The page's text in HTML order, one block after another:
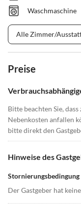
Waschmaschine
Alle Zimmer/
Preise
Bitte beachten Sie,
Nebenkosten anfallen
bitte direkt den
Hinweise des
Stornierungsbedingung
Der Gastgeber hat